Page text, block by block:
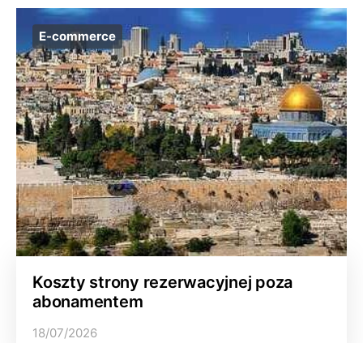
E-commerce
Koszty strony rezerwacyjnej poza
abonamentem
18/07/2026